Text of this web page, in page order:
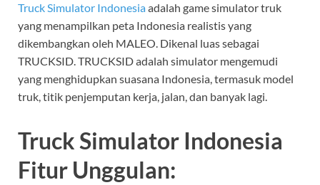
Truck Simulator Indonesiaadalah game simulator truk
yang menampilkan peta Indonesia realistis yang
dikembangkan oleh MALEO. Dikenal luas sebagai
TRUCKSID. TRUCKSID adalah simulator mengemudi
yang menghidupkan suasana Indonesia, termasuk model
truk, titik penjemputan kerja, jalan, dan banyak lagi.
Truck Simulator Indonesia
Fitur Unggulan: